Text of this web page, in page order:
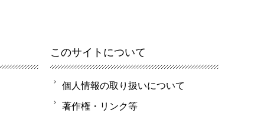
このサイトについて
個人情報の取り扱いについて
著作権・リンク等